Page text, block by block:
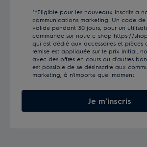
**Eligible pour les nouveaux inscrits à
communications marketing. Un code
valide pendant 30 jours, pour un
commande sur notre e-shop https://
qui est dédié aux accessoires et pièces
remise est appliquée sur le prix initial,
avec des offres en cours ou d'autres
est possible de se désinscrire aux
marketing, à n'importe quel moment.
Je m’inscris